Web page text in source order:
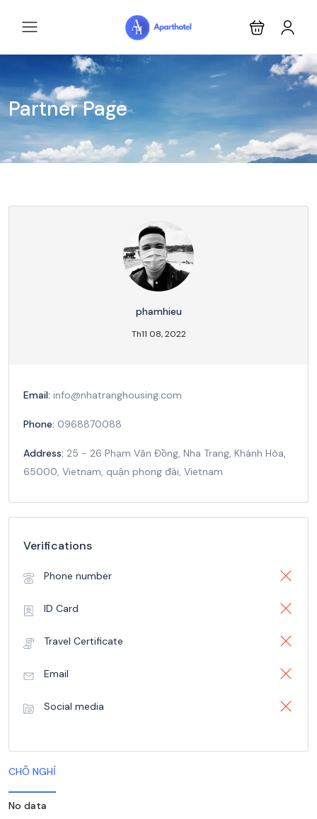
Partner Page
phamhieu
Th11 08, 2022
Email: info@nhatranghousing.com
Phone: 0968870088
Address: 25 - 26 Phạm Văn Đồng, Nha Trang, Khánh Hòa,
65000, Vietnam, quận phong đài, Vietnam
Verifications
Phone number
ID Card
Travel Certificate
Email
Social media
CHỖ NGHỈ
No data